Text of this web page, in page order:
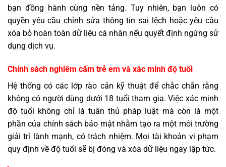
bạn đồng hành cùng nền tảng. Tuy nhiên, bạn luôn có
quyền yêu cầu chỉnh sửa thông tin sai lệch hoặc yêu cầu
xóa bỏ hoàn toàn dữ liệu cá nhân nếu quyết định ngừng sử
dụng dịch vụ.
Chính sách nghiêm cấm trẻ em và xác minh độ tuổi
Hệ thống có các lớp rào cản kỹ thuật để chắc chắn rằng
không có người dùng dưới 18 tuổi tham gia. Việc xác minh
độ tuổi không chỉ là tuân thủ pháp luật mà còn là một
phần của chính sách bảo mật nhằm tạo ra một môi trường
giải trí lành mạnh, có trách nhiệm. Mọi tài khoản vi phạm
quy định về độ tuổi sẽ bị đóng và xóa dữ liệu ngay lập tức.